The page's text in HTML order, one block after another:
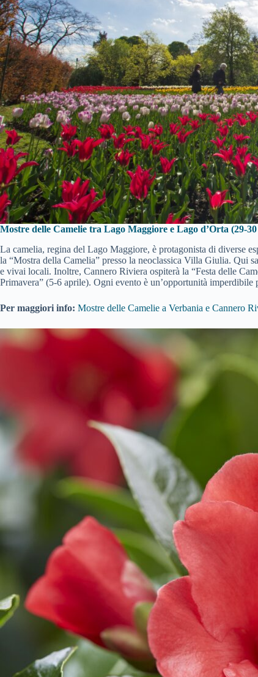
Mostre delle Camelie tra Lago Maggiore e Lago d’Orta (29-
La camelia, regina del Lago Maggiore, è protagonista di diverse
la “Mostra della Camelia” presso la neoclassica Villa Giulia. Qui
e vivai locali. Inoltre, Cannero Riviera ospiterà la “Festa delle
Primavera” (5-6 aprile). Ogni evento è un’opportunità
Per maggiori info: Mostre delle Camelie a Verbania e Cannero